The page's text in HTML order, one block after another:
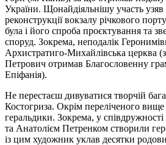
України. Щонайдіяльнішу участь
реконструкції вокзалу річкового
була і його спроба проєктування та
споруд. Зокрема, неподалік
Архистратиго-Михайлівська церква
Петрович отримав Благословенну
Епіфанія).
Не перестаєш дивуватися творчій
Костогриза. Окрім переліченого
геральдики. Зокрема, у
та Анатолієм Петренком створили
із цим художник уклав десятки